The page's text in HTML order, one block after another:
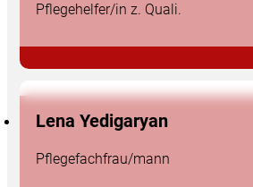
Pflegehelfer/in z. Quali.
Lena Yedigaryan
Pflegefachfrau/mann